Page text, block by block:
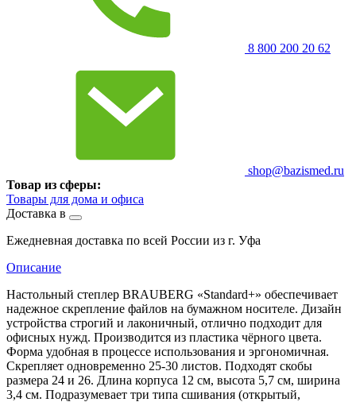
8 800 200 20 62
shop@bazismed.ru
Товар из сферы:
Товары для дома и офиса
Доставка в
Ежедневная доставка по всей России из г. Уфа
Описание
Настольный степлер BRAUBERG «Standard+» обеспечивает
надежное скрепление файлов на бумажном носителе. Дизайн
устройства строгий и лаконичный, отлично подходит для
офисных нужд. Производится из пластика чёрного цвета.
Форма удобная в процессе использования и эргономичная.
Скрепляет одновременно 25-30 листов. Подходят скобы
размера 24 и 26. Длина корпуса 12 см, высота 5,7 см, ширина
3,4 см. Подразумевает три типа сшивания (открытый,